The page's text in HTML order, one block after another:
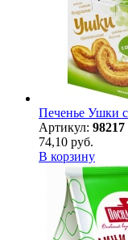
Печенье Ушки
Артикул: 98217
74,10 руб.
В корзину